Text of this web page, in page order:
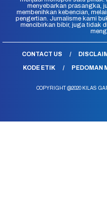
menyebarkan prasangka,
membenihkan kebencian,
pengertian. Jurnalisme kami
mencibirkan bibir, juga tidak
CONTACT US
KODE ETIK
PEDOMAN
COPYRIGHT @2020 KILAS